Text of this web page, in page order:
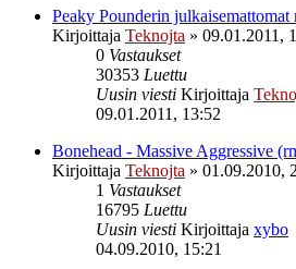
Peaky Pounderin julkaisemattomat
Kirjoittaja Teknojta » 09.01.2011,
0 Vastaukset
30353 Luettu
Uusin viesti Kirjoittaja
09.01.2011, 13:52
Bonehead - Massive Aggressive
Kirjoittaja Teknojta » 01.09.2010,
1 Vastaukset
16795 Luettu
Uusin viesti Kirjoittaja xybo
04.09.2010, 15:21